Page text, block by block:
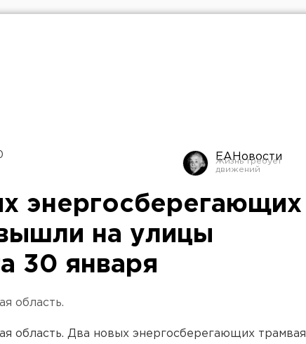
ЕАНовости
энергосберегающих
на улицы
30 января
область.
область. Два новых энергосберегающих трамвая